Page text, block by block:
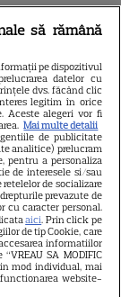
Video din
Point” și
august
3”,
ajung pe
să rămână
pe dispozitivul
datelor cu
dvs. făcând clic
legitim în orice
Aceste alegeri vor fi
Mai multe detalii
de publicitate
analitice) prelucram
pentru a personaliza
de interesele si/sau
de socializare
prevazute de
cu caracter personal.
aici. Prin click pe
de tip Cookie, care
informatiilor
SA MODIFIC
in mod individual, mai
website-